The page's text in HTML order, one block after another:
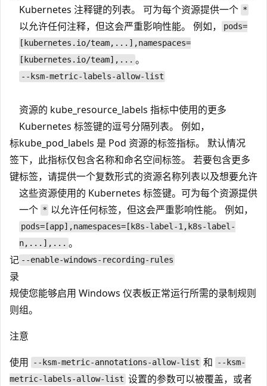
Kubernetes 注释键的列表。 可为每个资源提供一个 *
以允许任何注释，但这会严重影响性能。 例如，
pods=
[kubernetes.io/team,...],namespaces=
[kubernetes.io/team],... 。
标
签
键
--ksm-metric-labels-allow-list
资源的 kube_resource_labels 指标中使用的更多
Kubernetes 标签键的逗号分隔列表。 例如，
kube_pod_labels 是 Pod 资源的标签指标。 默认情况
下，此指标仅包含名称和命名空间标签。 若要包含更多
标签，请提供一个复数形式的资源名称列表以及想要允许
这些资源使用的 Kubernetes 标签键。可为每个资源提供
一个 * 以允许任何标签，但这会严重影响性能。 例如，
pods=[app],namespaces=[k8s-label-1,k8s-label-
n,...],... 。
记
录
规
则
--enable-windows-recording-rules
使您能够启用 Windows 仪表板正常运行所需的录制规则
组。
注意
使用
--ksm-metric-annotations-allow-list 和
--ksm-
metric-labels-allow-list 设置的参数可以被覆盖，或者